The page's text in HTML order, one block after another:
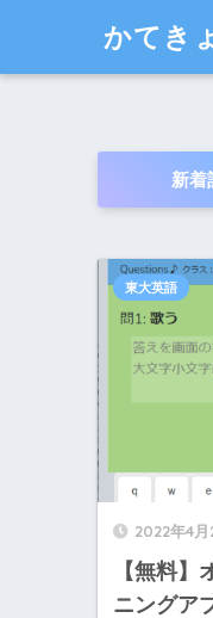
かてき
新着
2022年4月
【無料
ニングア
東大英語